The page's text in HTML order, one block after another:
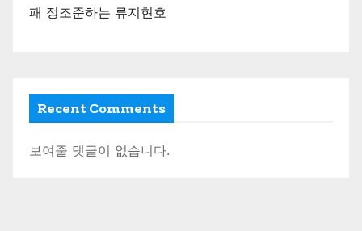
패 정조준하는 류지현호
Recent Comments
보여줄 댓글이 없습니다.